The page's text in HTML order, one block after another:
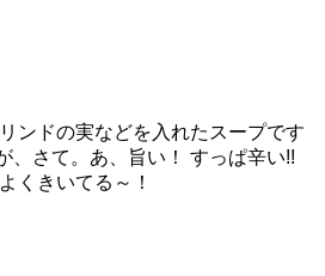
ンドの実などを入れたスープです
、さて。あ、旨い！ すっぱ辛い!!
くきいてる～！